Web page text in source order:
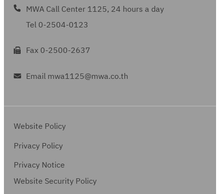
MWA Call Center 1125, 24 hours a day
Tel 0-2504-0123
Fax 0-2500-2637
Email mwa1125@mwa.co.th
Website Policy
Privacy Policy
Privacy Notice
Website Security Policy